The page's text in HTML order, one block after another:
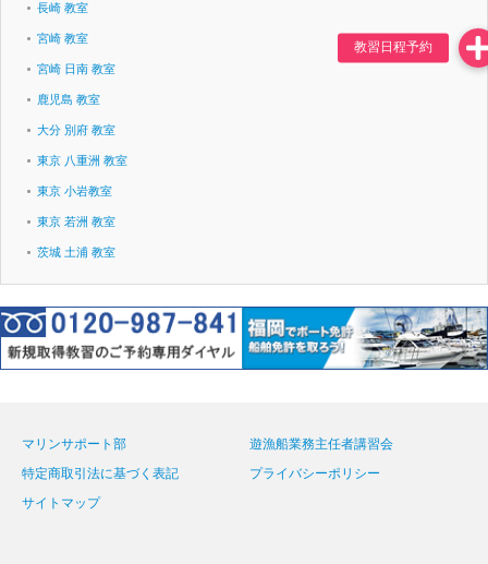
長崎 教室
宮崎 教室
宮崎 日南 教室
鹿児島 教室
大分 別府 教室
東京 八重洲 教室
東京 小岩教室
東京 若洲 教室
茨城 土浦 教室
マリンサポート部
遊漁船業務主任者講習会
特定商取引法に基づく表記
プライバシーポリシー
サイトマップ